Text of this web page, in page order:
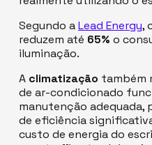
Segundo aLead Energy,
reduzem até 65% o
iluminação.
A climatização também
de ar-condicionado
manutenção adequada,
de eficiência
custo de energia do